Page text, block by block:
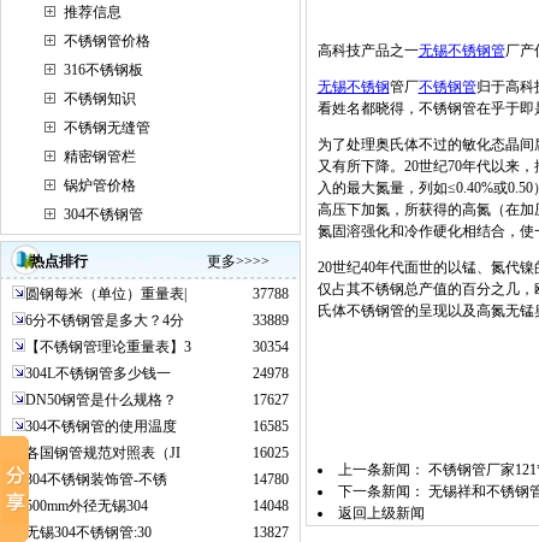
推荐信息
不锈钢管价格
316不锈钢板
不锈钢知识
不锈钢无缝管
精密钢管栏
锅炉管价格
304不锈钢管
热点排行
更多>>>>
圆钢每米（单位）重量表|
37788
6分不锈钢管是多大？4分
33889
【不锈钢管理论重量表】3
30354
304L不锈钢管多少钱一
24978
DN50钢管是什么规格？
17627
304不锈钢管的使用温度
16585
各国钢管规范对照表（JI
16025
304不锈钢装饰管-不锈
14780
500mm外径无锡304
14048
无锡304不锈钢管:30
13827
高科技产品之一无锡不锈钢管厂产
无锡不锈钢管厂不锈钢管归于高科
看姓名都晓得，不锈钢管在乎于
为了处理奥氏体不过的敏化态晶
又有所下降。20世纪70年代以来
入的最大氮量，列如≤0.40%或
高压下加氮，所获得的高氮（在
氮固溶强化和冷作硬化相结合，使
20世纪40年代面世的以锰、氮代
仅占其不锈钢总产值的百分之几
氏体不锈钢管的呈现以及高氮无
上一条新闻： 不锈钢管厂家
下一条新闻： 无锡祥和不锈钢
返回上级新闻